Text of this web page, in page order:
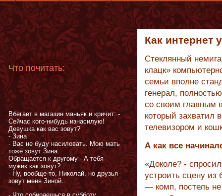
Как интернет
Стеклянный
клацк»
семьи вполне
генерал,
со своим главным
который захватил
телевизором и
А как все
«Доколе? -
устроить сцену
— комп, постель
Что почитать:
Вбегает в магазин маньяк и кричит: -
Сейчас кого-нибудь изнасилую!
Девушка как вас зовут?
- Зина
- Вас не буду насиловать. Мою мать
тоже зовут Зина.
Обращается к другому - А тебя
мужик как зовут?
- Ну, вообще-то, Николай, но друзья
зовут меня Зиной..